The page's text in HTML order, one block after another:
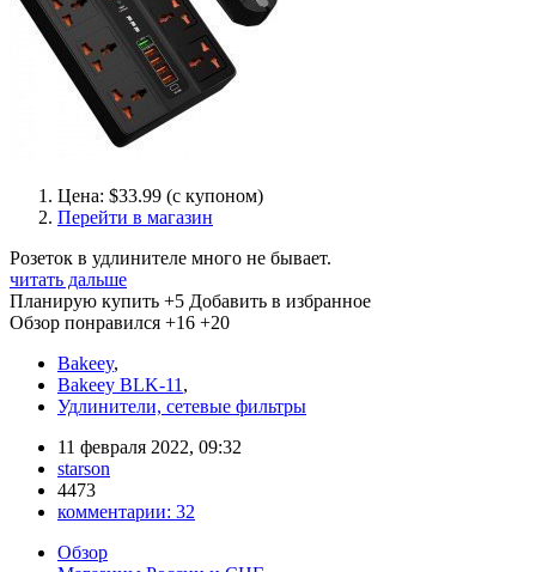
Цена: $33.99 (с купоном)
Перейти в магазин
Розеток в удлинителе много не бывает.
читать дальше
Планирую купить +5 Добавить в избранное
Обзор понравился +16 +20
Bakeey,
Bakeey BLK-11 ,
Удлинители, сетевые фильтры
11 февраля 2022, 09:32
starson
4473
комментарии: 32
Обзор